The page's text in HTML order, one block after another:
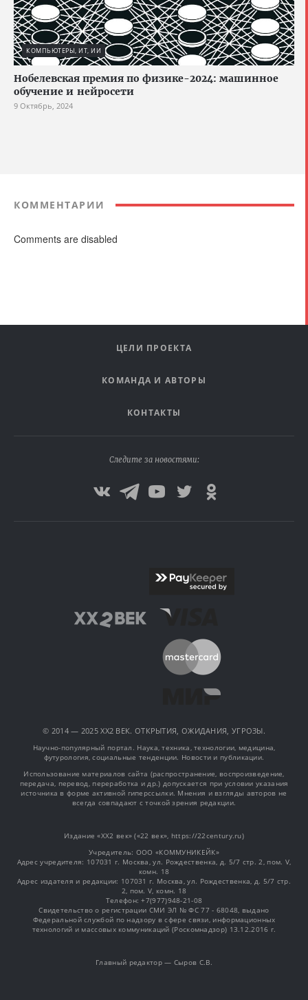
КОМПЬЮТЕРЫ, ИТ, ИИ
Нобелевская премия по физике-2024: машинное
обучение и нейросети
9 Октябрь, 2024
КОММЕНТАРИИ
Comments are disabled
ЦЕЛИ ПРОЕКТА
КОМАНДА И АВТОРЫ
КОНТАКТЫ
Следите за новостями:
© 2014 — 2025 XX2 ВЕК. ОТКРЫТИЯ, ОЖИДАНИЯ, УГРОЗЫ.
Научно-популярный портал. Наука, техника, технологии, медицина,
футурология, социальные тенденции. Новости и публикации.
Использование материалов сайта (распространение, воспроизведение,
передача, перевод, переработка и др.) допускается при условии указания
источника в форме активной гиперссылки. Мнения и взгляды авторов не
всегда совпадают с точкой зрения редакции.
Издание «XX2 век» («22 век», https://22century.ru)
Учредитель: OOO «КОММУНИКЕЙК»
Адрес учредителя: 107031 г. Москва, ул. Рождественка, д. 5/7 стр. 2, пом. V,
комн. 18
Адрес издателя и редакции: 107031 г. Москва, ул. Рождественка, д. 5/7 стр.
2, пом. V, комн. 18
Телефон: +7(977)948-21-08
Свидетельство о регистрации СМИ ЭЛ № ФС 77 - 68048, выдано
Федеральной службой по надзору в сфере связи, информационных
технологий и массовых коммуникаций (Роскомнадзор) 13.12.2016 г.
Главный редактор — Сыров С.В.